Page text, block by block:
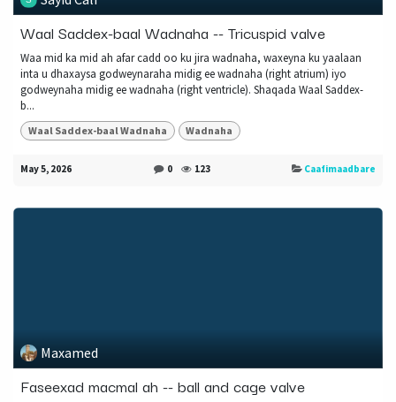
Waal Saddex-baal Wadnaha -- Tricuspid valve
Waa mid ka mid ah afar cadd oo ku jira wadnaha, waxeyna ku yaalaan
inta u dhaxaysa godweynaraha midig ee wadnaha (right atrium) iyo
godweynaha midig ee wadnaha (right ventricle). Shaqada Waal Saddex-
b...
Waal Saddex-baal Wadnaha Wadnaha
May 5, 2026 0 123 Caafimaadbare
Maxamed
Faseexad macmal ah -- ball and cage valve